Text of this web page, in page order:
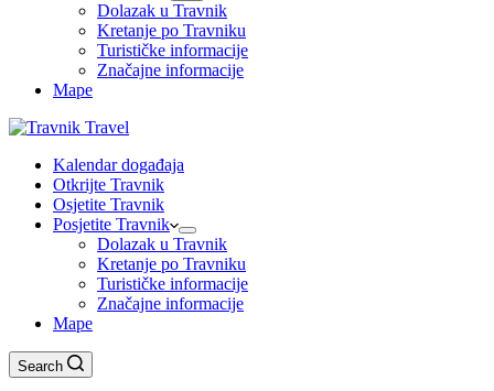
Dolazak u Travnik
Kretanje po Travniku
Turističke informacije
Značajne informacije
Mape
Kalendar događaja
Otkrijte Travnik
Osjetite Travnik
Posjetite Travnik
Dolazak u Travnik
Kretanje po Travniku
Turističke informacije
Značajne informacije
Mape
Search